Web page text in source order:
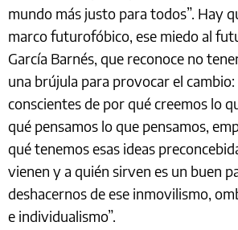
mundo más justo para todos”. Hay
marco futurofóbico, ese miedo al
García Barnés, que reconoce no
una brújula para provocar el cambio:
conscientes de por qué creemos lo
qué pensamos lo que pensamos,
qué tenemos esas ideas
vienen y a quién sirven es un buen
deshacernos de ese inmovilismo,
e individualismo”.